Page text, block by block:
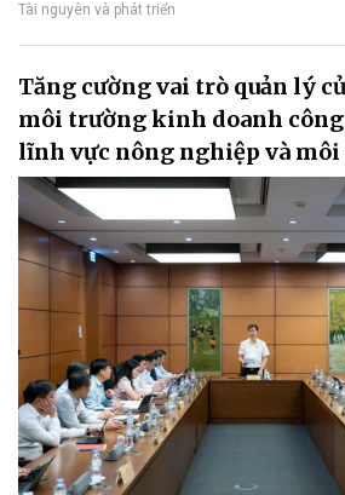
Tài nguyên và phát triển
Tăng cường vai trò quản lý
môi trường kinh doanh
lĩnh vực nông nghiệp và